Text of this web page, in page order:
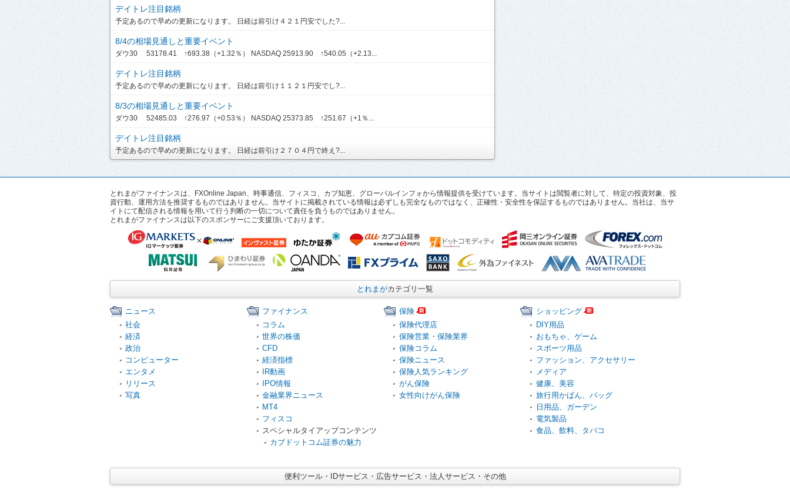
デイトレ注目銘柄
予定あるので早めの更新になります。 日経は前引け４２１円安でした?...
8/4の相場見通しと重要イベント
ダウ30 53178.41 ↑693.38（+1.32％） NASDAQ 25913.90 ↑540.05（+2.13...
デイトレ注目銘柄
予定あるので早めの更新になります。 日経は前引け１１２１円安でし?...
8/3の相場見通しと重要イベント
ダウ30 52485.03 ↑276.97（+0.53％） NASDAQ 25373.85 ↑251.67（+1％...
デイトレ注目銘柄
予定あるので早めの更新になります。 日経は前引け２７０４円で終え?...
とれまがファイナンスは、FXOnline Japan、時事通信、フィスコ、カブ知恵、グローバルインフォから情報提供を受けています。当サイトは閲覧者に対して、特定の投資対象、投
資行動、運用方法を推奨するものではありません。当サイトに掲載されている情報は必ずしも完全なものではなく、正確性・安全性を保証するものではありません。当社は、当サ
イトにて配信される情報を用いて行う判断の一切について責任を負うものではありません。
とれまがファイナンスは以下のスポンサーにご支援頂いております。
とれまがカテゴリ一覧
ニュース
社会
経済
政治
コンピューター
エンタメ
リリース
写真
ファイナンス
コラム
世界の株価
CFD
経済指標
IR動画
IPO情報
金融業界ニュース
MT4
フィスコ
スペシャルタイアップコンテンツ
カブドットコム証券の魅力
保険
保険代理店
保険営業・保険業界
保険コラム
保険ニュース
保険人気ランキング
がん保険
女性向けがん保険
ショッピング
DIY用品
おもちゃ、ゲーム
スポーツ用品
ファッション、アクセサリー
メディア
健康、美容
旅行用かばん、バッグ
日用品、ガーデン
電気製品
食品、飲料、タバコ
便利ツール・IDサービス・広告サービス・法人サービス・その他